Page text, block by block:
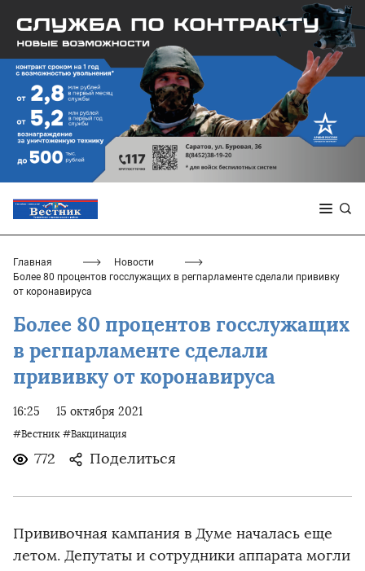
Главная
Новости
Более 80 процентов госслужащих в регпарламенте сделали прививку
от коронавируса
Более 80 процентов госслужащих
в регпарламенте сделали
прививку от коронавируса
16:25 15 октября 2021
#Вестник #Вакцинация
772 Поделиться
Прививочная кампания в Думе началась еще
летом. Депутаты и сотрудники аппарата могли